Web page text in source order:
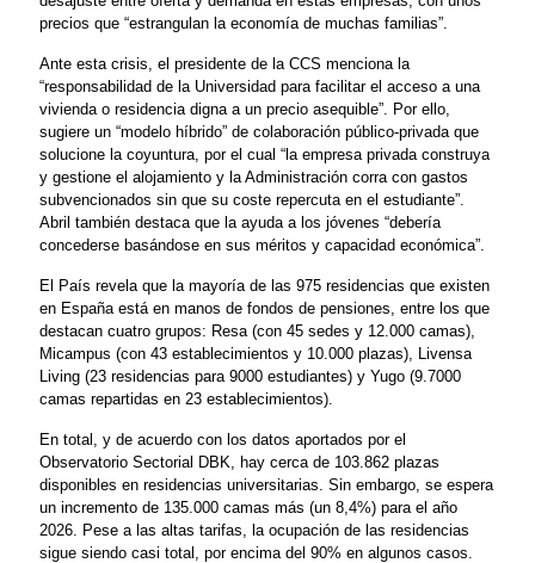
precios que “estrangulan la economía de muchas familias”.
Ante esta crisis, el presidente de la CCS menciona la
“responsabilidad de la Universidad para facilitar el acceso a una
vivienda o residencia digna a un precio asequible”. Por ello,
sugiere un “modelo híbrido” de colaboración público-privada que
solucione la coyuntura, por el cual “la empresa privada construya
y gestione el alojamiento y la Administración corra con gastos
subvencionados sin que su coste repercuta en el estudiante”.
Abril también destaca que la ayuda a los jóvenes “debería
concederse basándose en sus méritos y capacidad económica”.
El País revela que la mayoría de las 975 residencias que existen
en España está en manos de fondos de pensiones, entre los que
destacan cuatro grupos: Resa (con 45 sedes y 12.000 camas),
Micampus (con 43 establecimientos y 10.000 plazas), Livensa
Living (23 residencias para 9000 estudiantes) y Yugo (9.7000
camas repartidas en 23 establecimientos).
En total, y de acuerdo con los datos aportados por el
Observatorio Sectorial DBK, hay cerca de 103.862 plazas
disponibles en residencias universitarias. Sin embargo, se espera
un incremento de 135.000 camas más (un 8,4%) para el año
2026. Pese a las altas tarifas, la ocupación de las residencias
sigue siendo casi total, por encima del 90% en algunos casos.